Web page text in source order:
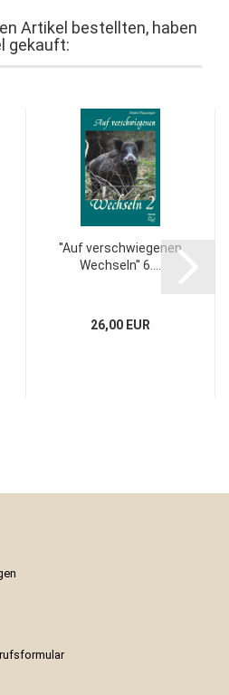
Artikel bestellten, haben
gekauft:
''Auf verschwiegenen
Wechseln'' 6....
26,00 EUR